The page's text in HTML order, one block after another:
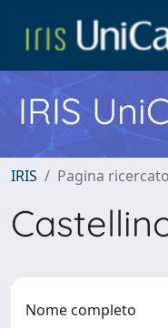
IRIS
IRIS Pagina
Nome completo